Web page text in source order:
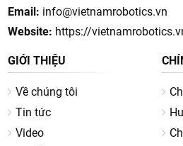
Email: info@vietnamrobotics.vn
Website: https://
GIỚI THIỆU
Về chúng tôi
Tin tức
Video